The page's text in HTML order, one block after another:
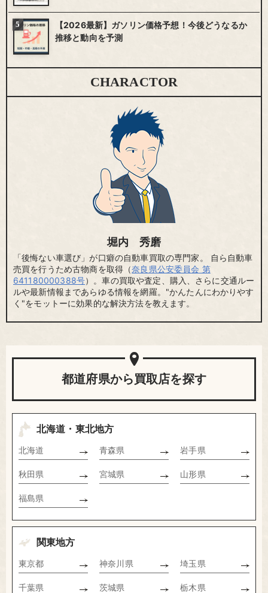
【2026最新】ガソリン価格予想！今後どうなるか
推移と動向を予測
CHARACTOR
堀内 秀磨
「後悔ない車選び」が口癖の自動車買取の専門家。 自ら自動車
売買を行うため古物商を取得（奈良県公安委員会 第
641180000388号）。車の買取や査定、購入、さらに交通ルー
ルや最新情報まであらゆる情報を網羅。"かんたんにわかりやす
く"をモットーに効果的な解決方法を教えます。
都道府県から買取店を探す
北海道・東北地方
北海道 青森県 岩手県
秋田県 宮城県 山形県
福島県
関東地方
東京都 神奈川県 埼玉県
千葉県 茨城県 栃木県